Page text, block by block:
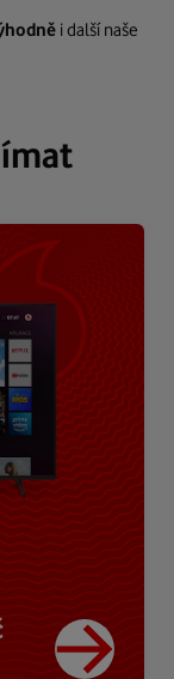
i další naše